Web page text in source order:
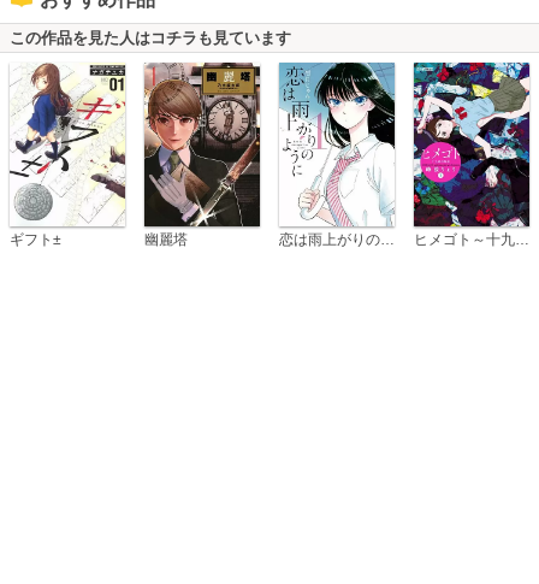
この作品を見た人はコチラも見ています
ギフト± 幽麗塔 ヒメゴト～十九歳の制服～